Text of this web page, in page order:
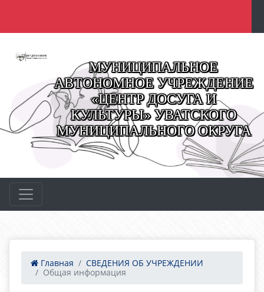
МУНИЦИПАЛЬНОЕ
АВТОНОМНОЕ УЧРЕЖДЕНИЕ
«ЦЕНТР ДОСУГА И
КУЛЬТУРЫ» УВАТСКОГО
МУНИЦИПАЛЬНОГО ОКРУГА
Главная
СВЕДЕНИЯ ОБ УЧРЕЖДЕНИИ
Общая информация